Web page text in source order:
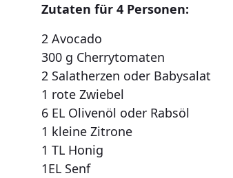
Zutaten für 4 Personen:
2 Avocado
300 g Cherrytomaten
2 Salatherzen oder Babysalat
1 rote Zwiebel
6 EL Olivenöl oder Rabsöl
1 kleine Zitrone
1 TL Honig
1EL Senf